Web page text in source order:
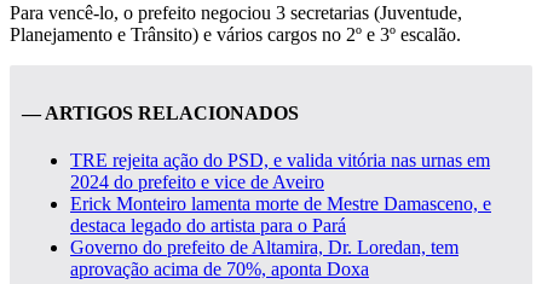
Para vencê-lo, o prefeito negociou 3 secretarias (Juventude,
Planejamento e Trânsito) e vários cargos no 2º e 3º escalão.
— ARTIGOS RELACIONADOS
TRE rejeita ação do PSD, e valida vitória nas urnas em
2024 do prefeito e vice de Aveiro
Erick Monteiro lamenta morte de Mestre Damasceno, e
destaca legado do artista para o Pará
Governo do prefeito de Altamira, Dr. Loredan, tem
aprovação acima de 70%, aponta Doxa